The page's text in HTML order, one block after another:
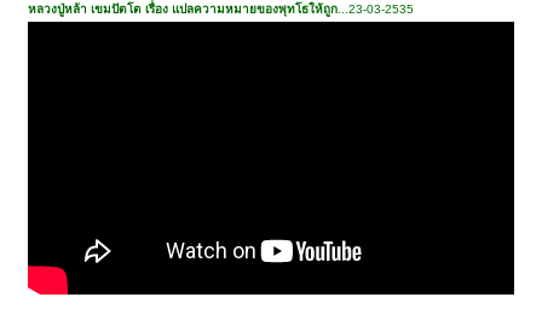
หลวงปู่หล้า เขมปัตโต เรื่อง แปลความหมายของพุทโธให้ถูก ...23-03-2535